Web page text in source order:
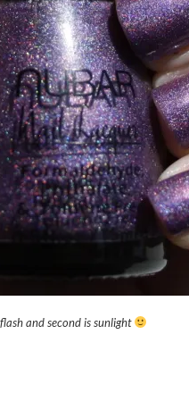
and second is sunlight